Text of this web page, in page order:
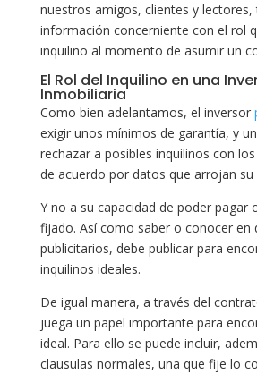
nuestros amigos, clientes y lectores,
información concerniente con el rol
inquilino al momento de asumir un
El Rol del Inquilino en una
Inmobiliaria
Como bien adelantamos, el inversor
exigir unos mínimos de garantía, y
rechazar a posibles inquilinos con
de acuerdo por datos que arrojan su
Y no a su capacidad de poder pagar
fijado. Así como saber o conocer en
publicitarios, debe publicar para
inquilinos ideales.
De igual manera, a través del
juega un papel importante para
ideal. Para ello se puede incluir,
clausulas normales, una que fije lo